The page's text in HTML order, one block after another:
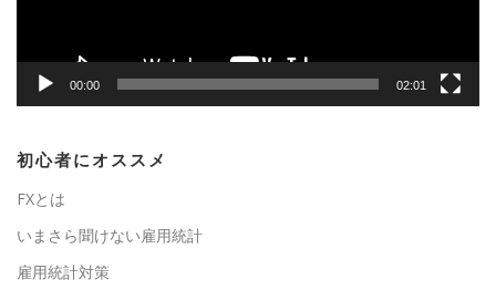
00:00 02:01
初心者にオススメ
FXとは
いまさら聞けない雇用統計
雇用統計対策